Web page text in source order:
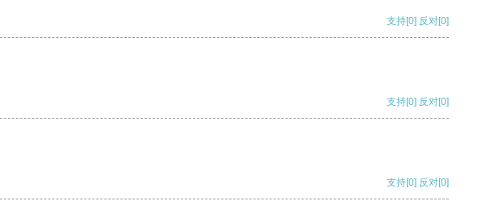
支持[0] 反对[0]
支持[0] 反对[0]
支持[0] 反对[0]